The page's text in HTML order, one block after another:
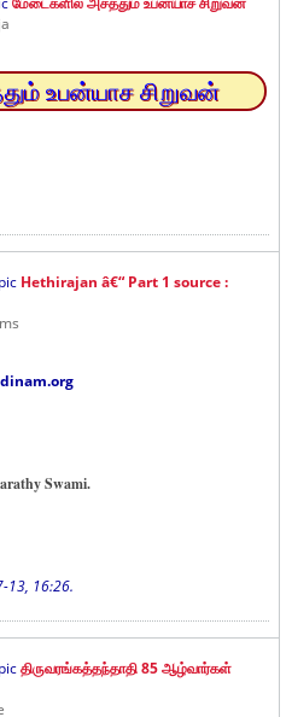
உபன்யாச சிறுவன்
Hethirajan â€“ Part 1 source :
Swami.
13, 16:26.
திருவரங்கத்தந்தாதி 85 ஆழ்வார்கள்